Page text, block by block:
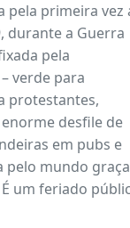
pela primeira vez
durante a Guerra
pela
verde para
protestantes,
desfile de
em pubs e
pelo mundo
um feriado